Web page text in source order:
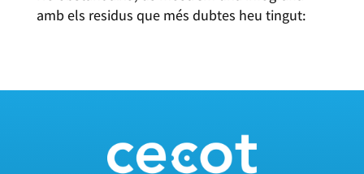
amb els residus que més dubtes heu tingut: